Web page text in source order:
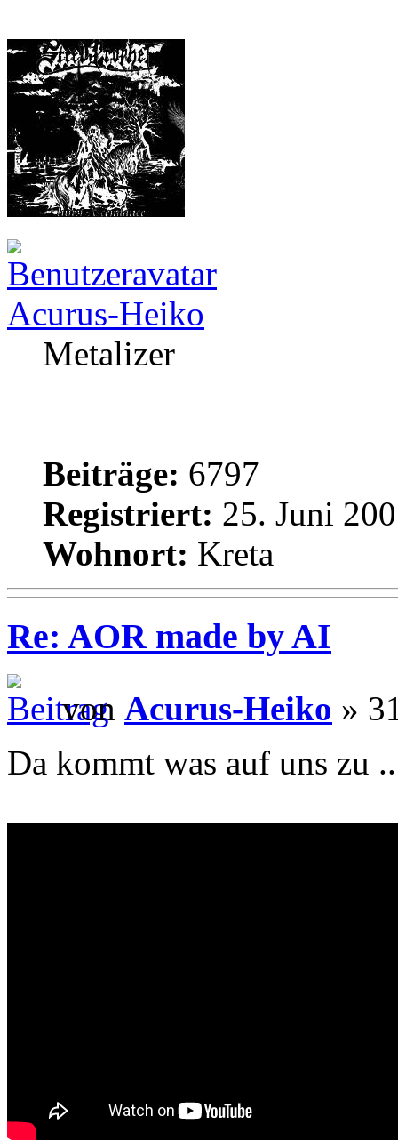
Acurus-Heiko
Metalizer
Beiträge: 6797
Registriert: 25. Juni
Wohnort: Kreta
Re: AOR made by AI
von Acurus-Heiko »
Da kommt was auf uns zu